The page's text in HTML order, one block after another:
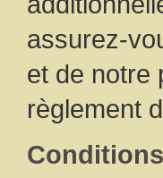
assurez-
et de notre
règlement